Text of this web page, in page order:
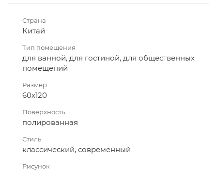
Страна
Китай
Тип помещения
для ванной, для гостиной, для общественных
помещений
Размер
60x120
Поверхность
полированная
Стиль
классический, современный
Рисунок